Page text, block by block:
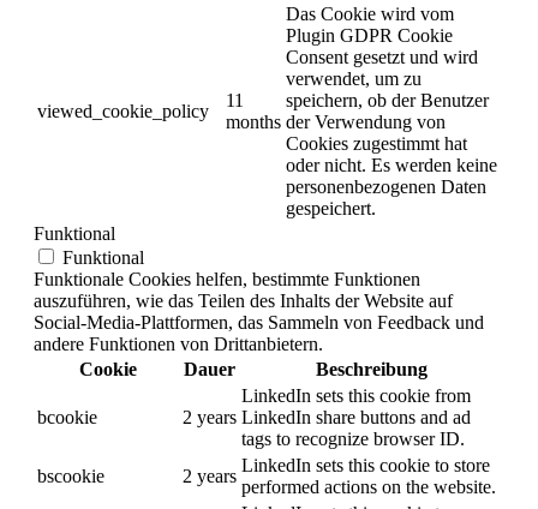
viewed_cookie_policy
11
months
Das Cookie wird vom
Plugin GDPR Cookie
Consent gesetzt und wird
verwendet, um zu
speichern, ob der Benutzer
der Verwendung von
Cookies zugestimmt hat
oder nicht. Es werden keine
personenbezogenen Daten
gespeichert.
Funktional
Funktional
Funktionale Cookies helfen, bestimmte Funktionen
auszuführen, wie das Teilen des Inhalts der Website auf
Social-Media-Plattformen, das Sammeln von Feedback und
andere Funktionen von Drittanbietern.
Cookie
Dauer Beschreibung
bcookie 2 years
LinkedIn sets this cookie from
LinkedIn share buttons and ad
tags to recognize browser ID.
bscookie
2 years
LinkedIn sets this cookie to store
performed actions on the website.